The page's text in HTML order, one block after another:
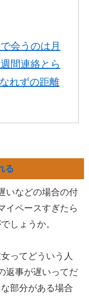
会うのは月
間連絡とら
れずの距離
る
いなどの場合の付
イペースすぎたら
しょうか。
ってどういう人
返事が遅いってだ
部分がある場合